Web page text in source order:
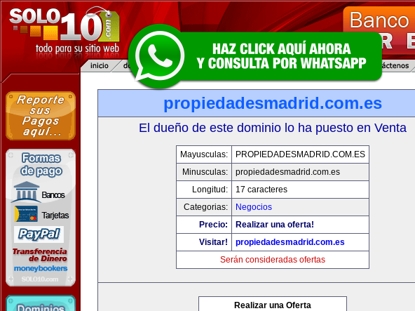
propiedadesmadrid.com.es
El dueño de este dominio lo ha puesto en Venta
Mayusculas:
PROPIEDADESMADRID.COM.ES
Minusculas:
propiedadesmadrid.com.es
Longitud:
17 caracteres
Categorias:
Negocios
Precio:
Realizar una oferta!
Visitar!
propiedadesmadrid.com.es
Serán consideradas ofertas
Realizar una Oferta